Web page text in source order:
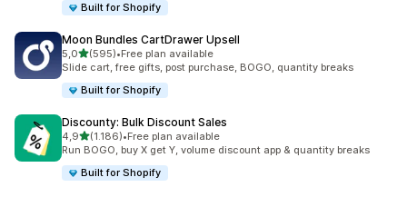
Built for Shopify
Moon Bundles CartDrawer Upsell
5,0de 5 estrelas
(595)
595 total de avaliações
•Free plan available
Slide cart, free gifts, post purchase, BOGO, quantity breaks
Built for Shopify
Discounty: Bulk Discount Sales
4,9de 5 estrelas
(1.186)
1186 total de avaliações
•Free plan available
Run BOGO, buy X get Y, volume discount app & quantity breaks
Built for Shopify